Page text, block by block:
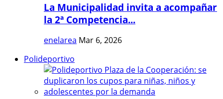
La Municipalidad invita a acompañar
la 2ª Competencia...
enelarea Mar 6, 2026
Polideportivo